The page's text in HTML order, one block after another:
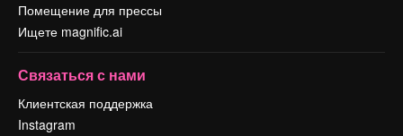
Помещение для прессы
Ищете magnific.ai
Связаться с нами
Клиентская поддержка
Instagram